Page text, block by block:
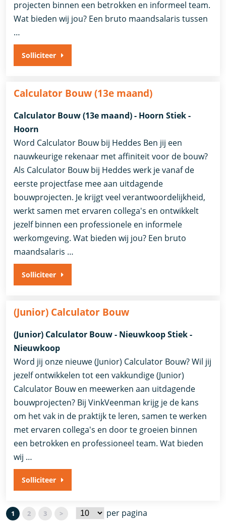
projecten binnen een betrokken en informeel team.
Wat bieden wij jou? Een bruto maandsalaris tussen
…
Solliciteer
Calculator Bouw (13e maand)
Calculator Bouw (13e maand) - Hoorn Stiek -
Hoorn
Word Calculator Bouw bij Heddes Ben jij een
nauwkeurige rekenaar met affiniteit voor de bouw?
Als Calculator Bouw bij Heddes werk je vanaf de
eerste projectfase mee aan uitdagende
bouwprojecten. Je krijgt veel verantwoordelijkheid,
werkt samen met ervaren collega's en ontwikkelt
jezelf binnen een professionele en informele
werkomgeving. Wat bieden wij jou? Een bruto
maandsalaris …
Solliciteer
(Junior) Calculator Bouw
(Junior) Calculator Bouw - Nieuwkoop Stiek -
Nieuwkoop
Word jij onze nieuwe (Junior) Calculator Bouw? Wil jij
jezelf ontwikkelen tot een vakkundige (Junior)
Calculator Bouw en meewerken aan uitdagende
bouwprojecten? Bij VinkVeenman krijg je de kans
om het vak in de praktijk te leren, samen te werken
met ervaren collega's en door te groeien binnen
een betrokken en professioneel team. Wat bieden
wij …
Solliciteer
1 2 3 > per pagina